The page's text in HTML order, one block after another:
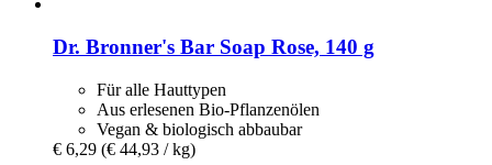
Dr. Bronner's Bar Soap Rose, 140 g
Für alle Hauttypen
Aus erlesenen Bio-Pflanzenölen
Vegan & biologisch abbaubar
€ 6,29 (€ 44,93 / kg)